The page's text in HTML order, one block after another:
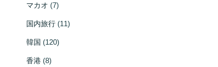
マカオ (7)
国内旅行 (11)
韓国 (120)
香港 (8)